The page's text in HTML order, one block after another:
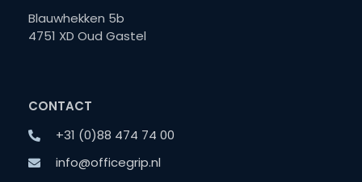
Blauwhekken 5b
4751 XD Oud Gastel
CONTACT
+31 (0)88 474 74 00
info@officegrip.nl